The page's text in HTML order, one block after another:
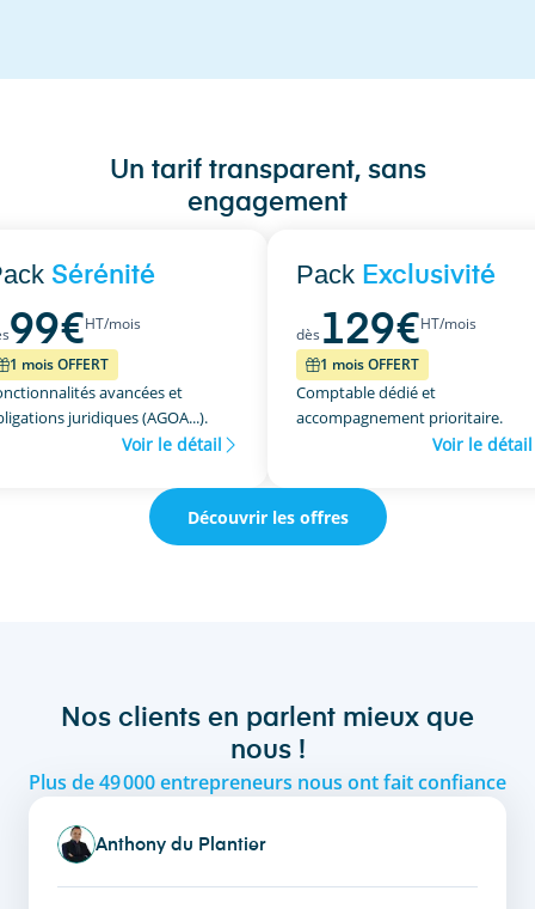
Un tarif transparent, sans
engagement
Sérénité
99€HT/mois
1 mois OFFERT
avancées et
juridiques (AGOA...).
Voir le détail
Pack Exclusivité
dès 129€HT/mois
1 mois OFFERT
Comptable dédié et
accompagnement prioritaire.
Voir le détail
Découvrir les offres
Nos clients en parlent mieux que
nous !
Plus de 49 000 entrepreneurs nous ont fait confiance
Anthony du Plantier